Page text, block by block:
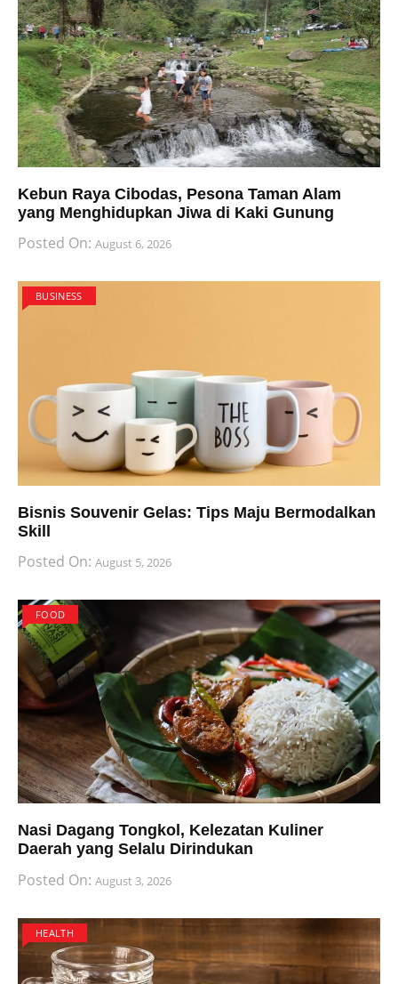
Kebun Raya Cibodas, Pesona Taman Alam
yang Menghidupkan Jiwa di Kaki Gunung
Posted On: August 6, 2026
BUSINESS
Bisnis Souvenir Gelas: Tips Maju Bermodalkan
Skill
Posted On: August 5, 2026
FOOD
Nasi Dagang Tongkol, Kelezatan Kuliner
Daerah yang Selalu Dirindukan
Posted On: August 3, 2026
HEALTH